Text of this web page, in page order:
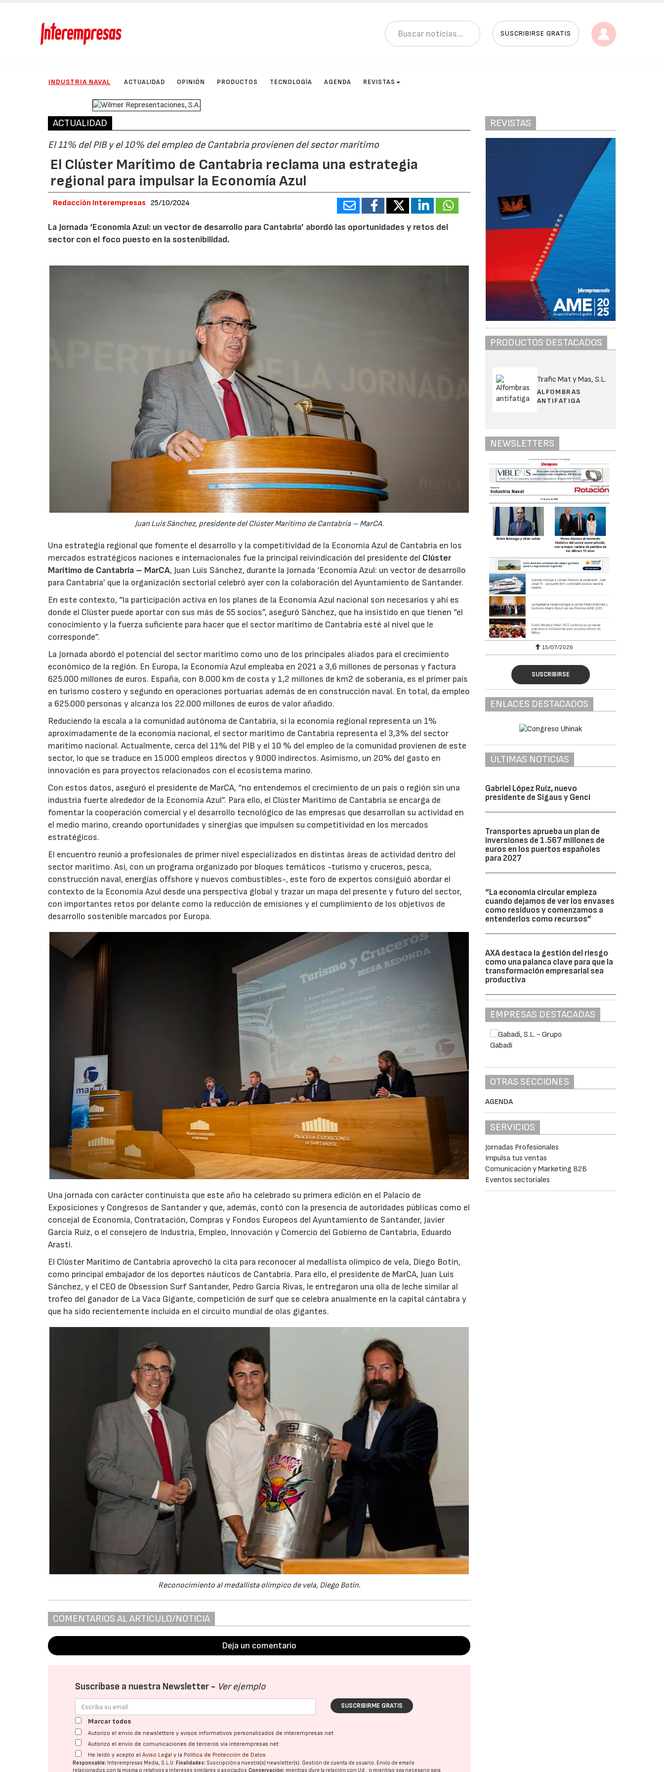
SUSCRIBIRSE GRATIS
INDUSTRIA NAVAL ACTUALIDAD OPINIÓN PRODUCTOS TECNOLOGÍA AGENDA REVISTAS
ACTUALIDAD
El 11% del PIB y el 10% del empleo de Cantabria provienen del sector marítimo
El Clúster Marítimo de Cantabria reclama una estrategia
regional para impulsar la Economía Azul
Redacción Interempresas 25/10/2024
La Jornada ‘Economía Azul: un vector de desarrollo para Cantabria’ abordó las oportunidades y retos del
sector con el foco puesto en la sostenibilidad.
Juan Luis Sánchez, presidente del Clúster Marítimo de Cantabria – MarCA.
Una estrategia regional que fomente el desarrollo y la competitividad de la Economía Azul de Cantabria en los
mercados estratégicos naciones e internacionales fue la principal reivindicación del presidente del Clúster
Marítimo de Cantabria – MarCA, Juan Luis Sánchez, durante la Jornada ‘Economía Azul: un vector de desarrollo
para Cantabria’ que la organización sectorial celebró ayer con la colaboración del Ayuntamiento de Santander.
En este contexto, “la participación activa en los planes de la Economía Azul nacional son necesarios y ahí es
donde el Clúster puede aportar con sus más de 55 socios”, aseguró Sánchez, que ha insistido en que tienen “el
conocimiento y la fuerza suficiente para hacer que el sector marítimo de Cantabria esté al nivel que le
corresponde”.
La Jornada abordó el potencial del sector marítimo como uno de los principales aliados para el crecimiento
económico de la región. En Europa, la Economía Azul empleaba en 2021 a 3,6 millones de personas y factura
625.000 millones de euros. España, con 8.000 km de costa y 1,2 millones de km2 de soberanía, es el primer país
en turismo costero y segundo en operaciones portuarias además de en construcción naval. En total, da empleo
a 625.000 personas y alcanza los 22.000 millones de euros de valor añadido.
Reduciendo la escala a la comunidad autónoma de Cantabria, si la economía regional representa un 1%
aproximadamente de la economía nacional, el sector marítimo de Cantabria representa el 3,3% del sector
marítimo nacional. Actualmente, cerca del 11% del PIB y el 10 % del empleo de la comunidad provienen de este
sector, lo que se traduce en 15.000 empleos directos y 9.000 indirectos. Asimismo, un 20% del gasto en
innovación es para proyectos relacionados con el ecosistema marino.
Con estos datos, aseguró el presidente de MarCA, “no entendemos el crecimiento de un país o región sin una
industria fuerte alrededor de la Economía Azul”. Para ello, el Clúster Marítimo de Cantabria se encarga de
fomentar la cooperación comercial y el desarrollo tecnológico de las empresas que desarrollan su actividad en
el medio marino, creando oportunidades y sinergias que impulsen su competitividad en los mercados
estratégicos.
El encuentro reunió a profesionales de primer nivel especializados en distintas áreas de actividad dentro del
sector marítimo. Así, con un programa organizado por bloques temáticos -turismo y cruceros, pesca,
construcción naval, energías offshore y nuevos combustibles-, este foro de expertos consiguió abordar el
contexto de la Economía Azul desde una perspectiva global y trazar un mapa del presente y futuro del sector,
con importantes retos por delante como la reducción de emisiones y el cumplimiento de los objetivos de
desarrollo sostenible marcados por Europa.
Una jornada con carácter continuista que este año ha celebrado su primera edición en el Palacio de
Exposiciones y Congresos de Santander y que, además, contó con la presencia de autoridades públicas como el
concejal de Economía, Contratación, Compras y Fondos Europeos del Ayuntamiento de Santander, Javier
García Ruiz, o el consejero de Industria, Empleo, Innovación y Comercio del Gobierno de Cantabria, Eduardo
Arasti.
El Clúster Marítimo de Cantabria aprovechó la cita para reconocer al medallista olímpico de vela, Diego Botín,
como principal embajador de los deportes náuticos de Cantabria. Para ello, el presidente de MarCA, Juan Luis
Sánchez, y el CEO de Obsession Surf Santander, Pedro García Rivas, le entregaron una olla de leche similar al
trofeo del ganador de La Vaca Gigante, competición de surf que se celebra anualmente en la capital cántabra y
que ha sido recientemente incluida en el circuito mundial de olas gigantes.
Reconocimiento al medallista olímpico de vela, Diego Botín.
COMENTARIOS AL ARTÍCULO/NOTICIA
Deja un comentario
Suscríbase a nuestra Newsletter - Ver ejemplo
SUSCRIBIRME GRATIS
Marcar todos
Autorizo el envío de newsletters y avisos informativos personalizados de interempresas.net
Autorizo el envío de comunicaciones de terceros vía interempresas.net
He leído y acepto elAviso Legal y la Política de Protección de Datos
Responsable: Interempresas Media, S.L.U. Finalidades: Suscripción a nuestra(s) newsletter(s). Gestión de cuenta de usuario. Envío de emails
relacionados con la misma o relativos a intereses similares o asociados.Conservación: mientras dure la relación con Ud., o mientras sea necesario para
REVISTAS
PRODUCTOS DESTACADOS
Trafic Mat y Mas, S.L.
ALFOMBRAS
ANTIFATIGA
NEWSLETTERS
15/07/2026
SUSCRIBIRSE
ENLACES DESTACADOS
ÚLTIMAS NOTICIAS
Gabriel López Ruiz, nuevo
presidente de Sigaus y Genci
Transportes aprueba un plan de
inversiones de 1.567 millones de
euros en los puertos españoles
para 2027
“La economía circular empieza
cuando dejamos de ver los envases
como residuos y comenzamos a
entenderlos como recursos”
AXA destaca la gestión del riesgo
como una palanca clave para que la
transformación empresarial sea
productiva
EMPRESAS DESTACADAS
OTRAS SECCIONES
AGENDA
SERVICIOS
Jornadas Profesionales
Impulsa tus ventas
Comunicación y Marketing B2B
Eventos sectoriales